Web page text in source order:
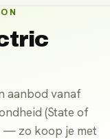
aanbod vanaf
(State of
— zo koop je met